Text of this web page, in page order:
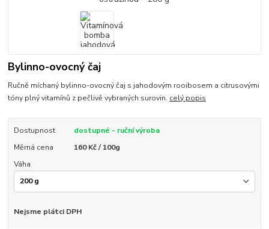
Bylinno-ovocný čaj
Ručně míchaný bylinno-ovocný čaj s jahodovým rooibosem a citrusovými
tóny plný vitamínů z pečlivě vybraných surovin. celý popis
Dostupnost
dostupné - ruční výroba
Měrná cena
160 Kč / 100g
Váha
Nejsme plátci DPH